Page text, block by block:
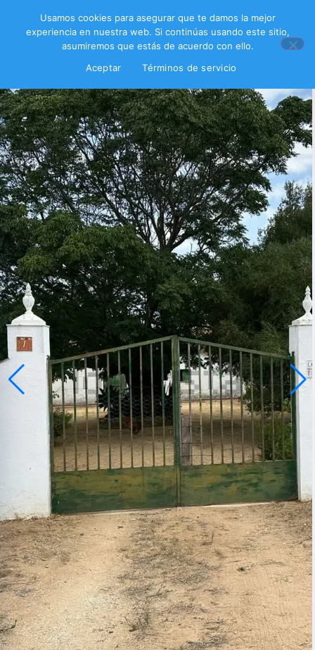
Usamos cookies para asegurar que te damos la mejor
experiencia en nuestra web. Si continúas usando este sitio,
asumiremos que estás de acuerdo con ello.
Aceptar
Términos de servicio